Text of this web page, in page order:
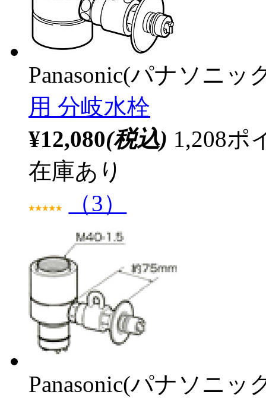
Panasonic(パナソニッ
用 分岐水栓
¥12,080(税込) 1,208ポ
在庫あり
（3）
Panasonic(パナソニッ